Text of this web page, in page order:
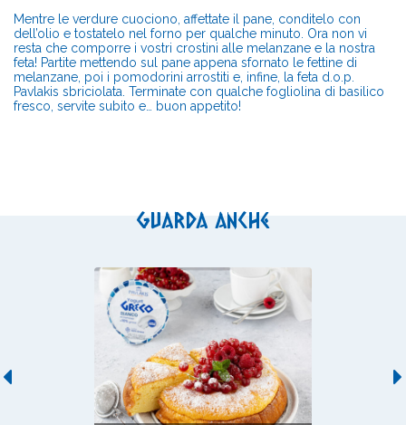
Mentre le verdure cuociono, affettate il pane, conditelo con
dell’olio e tostatelo nel forno per qualche minuto. Ora non vi
resta che comporre i vostri crostini alle melanzane e la nostra
feta! Partite mettendo sul pane appena sfornato le fettine di
melanzane, poi i pomodorini arrostiti e, infine, la feta d.o.p.
Pavlakis sbriciolata. Terminate con qualche fogliolina di basilico
fresco, servite subito e… buon appetito!
Guarda anche
Previous